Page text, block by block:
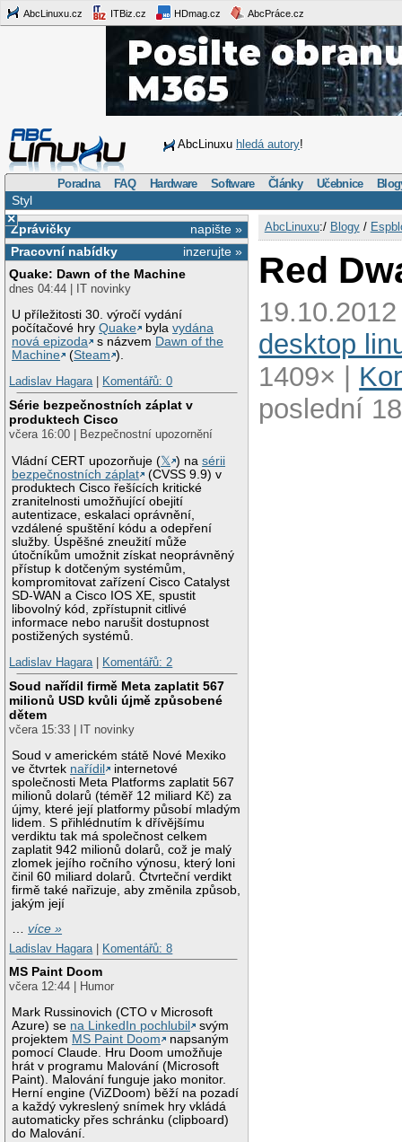
AbcLinuxu.cz ITBiz.cz HDmag.cz AbcPráce.cz
AbcLinuxu hledá autory!
Poradna FAQ Hardware Software Články Učebnice
Styl
×
napište »
Zprávičky
inzerujte »
Pracovní nabídky
Quake: Dawn of the Machine
dnes 04:44 | IT novinky
U příležitosti 30. výročí vydání
počítačové hryQuake bylavydána
nová epizoda
s názvem Dawn of the
Machine
(Steam ).
Ladislav Hagara| Komentářů: 0
Série bezpečnostních záplat v
produktech Cisco
včera 16:00 | Bezpečnostní upozornění
Vládní CERT upozorňuje (𝕏 ) nasérii
bezpečnostních záplat
(CVSS 9.9) v
produktech Cisco řešících kritické
zranitelnosti umožňující obejití
autentizace, eskalaci oprávnění,
vzdálené spuštění kódu a odepření
služby. Úspěšné zneužití může
útočníkům umožnit získat neoprávněný
přístup k dotčeným systémům,
kompromitovat zařízení Cisco Catalyst
SD-WAN a Cisco IOS XE, spustit
libovolný kód, zpřístupnit citlivé
informace nebo narušit dostupnost
postižených systémů.
Ladislav Hagara| Komentářů: 2
Soud nařídil firmě Meta zaplatit 567
milionů USD kvůli újmě způsobené
dětem
včera 15:33 | IT novinky
Soud v americkém státě Nové Mexiko
ve čtvrtek nařídil
internetové
společnosti Meta Platforms zaplatit 567
milionů dolarů (téměř 12 miliard Kč) za
újmy, které její platformy působí mladým
lidem. S přihlédnutím k dřívějšímu
verdiktu tak má společnost celkem
zaplatit 942 milionů dolarů, což je malý
zlomek jejího ročního výnosu, který loni
činil 60 miliard dolarů. Čtvrteční verdikt
firmě také nařizuje, aby změnila způsob,
jakým její
…více »
Ladislav Hagara
Komentářů: 8
MS Paint Doom
včera 12:44 | Humor
Mark Russinovich (CTO v Microsoft
Azure) se na LinkedIn pochlubil
svým
projektem MS Paint Doom
napsaným
pomocí Claude. Hru Doom umožňuje
hrát v programu Malování (Microsoft
Paint). Malování funguje jako monitor.
Herní engine (ViZDoom) běží na pozadí
a každý vykreslený snímek hry vkládá
automaticky přes schránku (clipboard)
do Malování.
AbcLinuxu:/ Blogy/
Red
desktop
1409× |
poslední